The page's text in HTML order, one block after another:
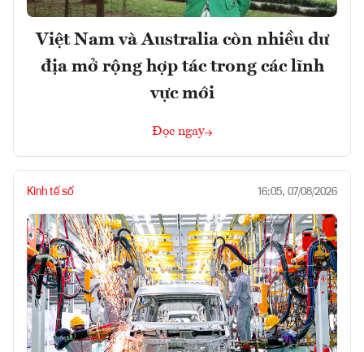
Việt Nam và Australia còn nhiều dư
địa mở rộng hợp tác trong các lĩnh
vực mới
Đọc ngay
Kinh tế số 16:05, 07/08/2026